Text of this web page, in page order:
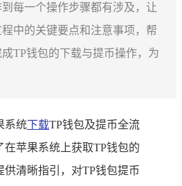
每一个操作步骤都有涉及，让
中的关键要点和注意事项，帮
TP钱包的下载与提币操作，为
系统下载TP钱包及提币全流
苹果系统上获取TP钱包的
清晰指引，对TP钱包提币